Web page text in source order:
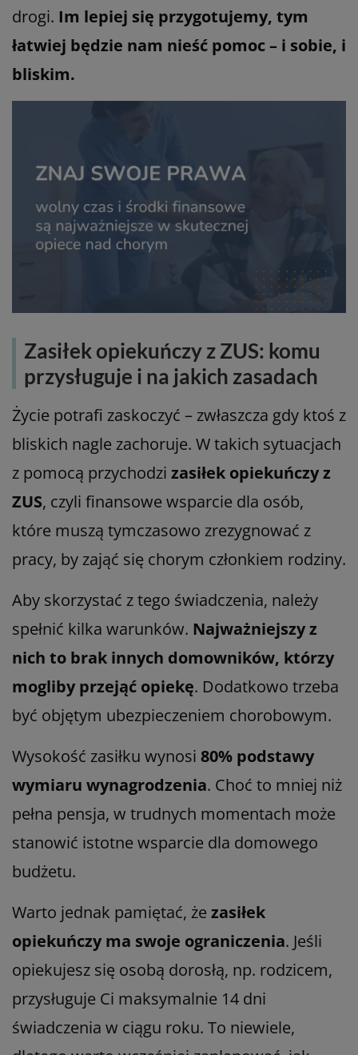
drogi. Im lepiej się przygotujemy, tym
łatwiej będzie nam nieść pomoc – i sobie, i
bliskim.
Zasiłek opiekuńczy z ZUS: komu
przysługuje i na jakich zasadach
Życie potrafi zaskoczyć – zwłaszcza gdy ktoś z
bliskich nagle zachoruje. W takich sytuacjach
z pomocą przychodzi zasiłek opiekuńczy z
ZUS, czyli finansowe wsparcie dla osób,
które muszą tymczasowo zrezygnować z
pracy, by zająć się chorym członkiem rodziny.
Aby skorzystać z tego świadczenia, należy
spełnić kilka warunków. Najważniejszy z
nich to brak innych domowników, którzy
mogliby przejąć opiekę. Dodatkowo trzeba
być objętym ubezpieczeniem chorobowym.
Wysokość zasiłku wynosi 80% podstawy
wymiaru wynagrodzenia. Choć to mniej niż
pełna pensja, w trudnych momentach może
stanowić istotne wsparcie dla domowego
budżetu.
Warto jednak pamiętać, że zasiłek
opiekuńczy ma swoje ograniczenia. Jeśli
opiekujesz się osobą dorosłą, np. rodzicem,
przysługuje Ci maksymalnie 14 dni
świadczenia w ciągu roku. To niewiele,